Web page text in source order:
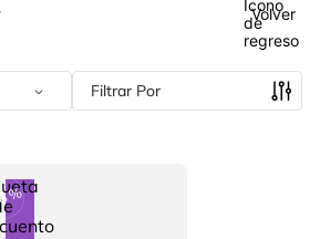
Volver
Filtrar
%